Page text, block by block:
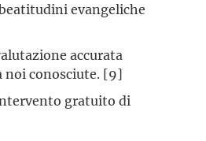
evangeliche
accurata
noi conosciute. [9]
gratuito di